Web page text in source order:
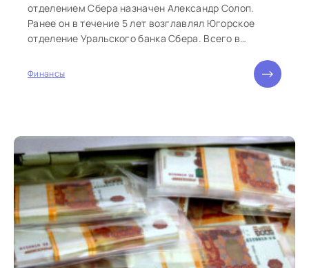
отделением Сбера назначен Александр Солоп.
Ранее он в течение 5 лет возглавлял Югорское
отделение Уральского банка Сбера. Всего в
Финансы